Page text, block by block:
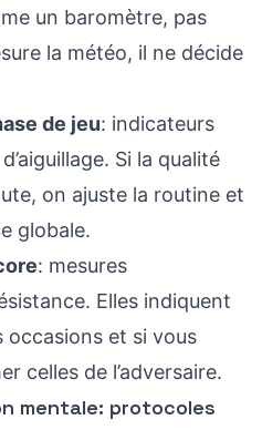
un baromètre, pas
la météo, il ne décide
de jeu: indicateurs
Si la qualité
on ajuste la routine et
globale.
: mesures
Elles indiquent
occasions et si vous
celles de l’adversaire.
mentale: protocoles